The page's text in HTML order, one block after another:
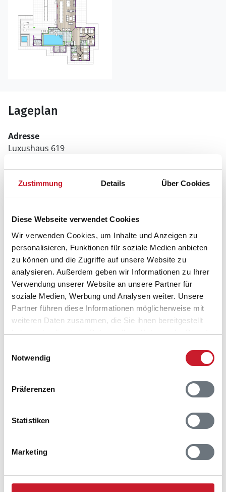
Zustimmung Details Über Cookies
Diese Webseite verwendet Cookies
Wir verwenden Cookies, um Inhalte und Anzeigen zu
personalisieren, Funktionen für soziale Medien anbieten
zu können und die Zugriffe auf unsere Website zu
analysieren. Außerdem geben wir Informationen zu Ihrer
Verwendung unserer Website an unsere Partner für
soziale Medien, Werbung und Analysen weiter. Unsere
Partner führen diese Informationen möglicherweise mit
weiteren Daten zusammen, die Sie ihnen bereitgestellt
haben oder die sie im Rahmen Ihrer Nutzung der Dienste
Notwendig
Präferenzen
Statistiken
Marketing
Lageplan
Adresse
Luxushaus 619
Ålbæk
9982 Ålbæk
Anreisetag im Belegungskalender anklicken